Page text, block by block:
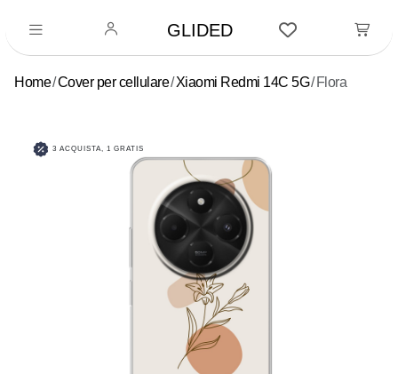
GLIDED
Home Cover per cellulare Xiaomi Redmi 14C 5G Flora
3 ACQUISTA, 1 GRATIS